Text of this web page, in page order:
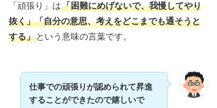
「頑張り」は「困難にめげないで、我慢してやり
抜く」「自分の意思、考えをどこまでも通そうと
する」という意味の言葉です。
仕事での頑張りが認められて昇進
することができたので嬉しいで